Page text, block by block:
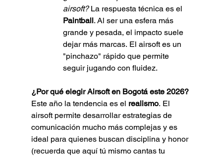
airsoft? La respuesta técnica es el
Paintball. Al ser una esfera más
grande y pesada, el impacto suele
dejar más marcas. El airsoft es un
"pinchazo" rápido que permite
seguir jugando con fluidez.
¿Por qué elegir Airsoft en Bogotá este 2026?
Este año la tendencia es el realismo. El
airsoft permite desarrollar estrategias de
comunicación mucho más complejas y es
ideal para quienes buscan disciplina y honor
(recuerda que aquí tú mismo cantas tu